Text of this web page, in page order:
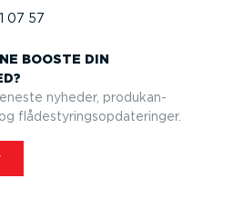
07 57
BOOSTE DIN
nyheder, produkan­
flådesty­rings­op­da­te­ringer.